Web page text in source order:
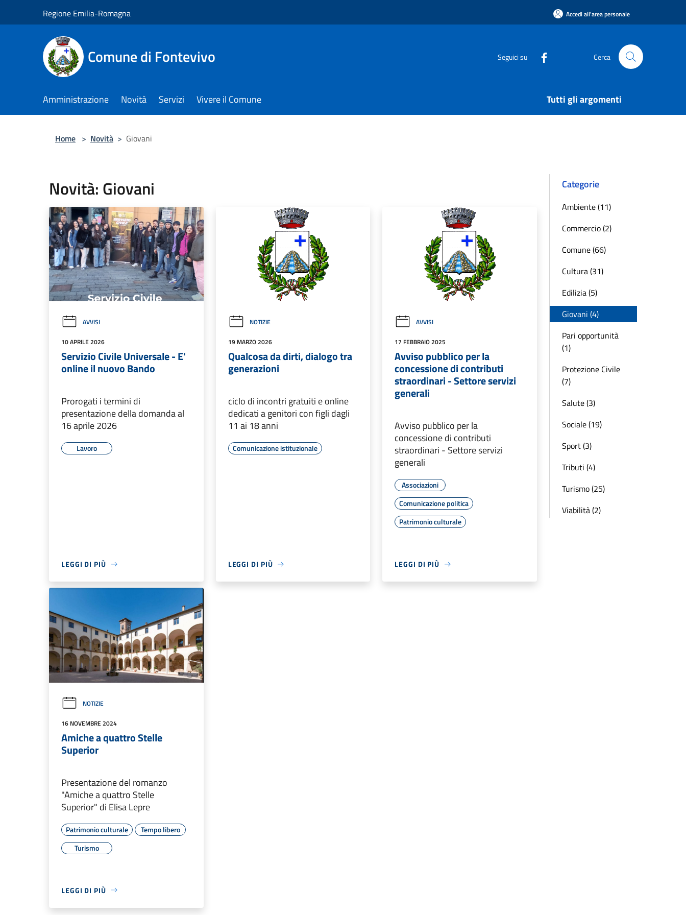
Regione Emilia-Romagna Accedi all'area personale
Comune di Fontevivo Seguici su Cerca
Amministrazione Novità Servizi Vivere il Comune Tutti gli argomenti
Home > Novità > Giovani
Novità: Giovani
AVVISI
10 APRILE 2026
Servizio Civile Universale - E'
online il nuovo Bando
Prorogati i termini di
presentazione della domanda al
16 aprile 2026
Lavoro
LEGGI DI PIÙ
NOTIZIE
19 MARZO 2026
Qualcosa da dirti, dialogo tra
generazioni
ciclo di incontri gratuiti e online
dedicati a genitori con figli dagli
11 ai 18 anni
Comunicazione istituzionale
LEGGI DI PIÙ
AVVISI
17 FEBBRAIO 2025
Avviso pubblico per la
concessione di contributi
straordinari - Settore servizi
generali
Avviso pubblico per la
concessione di contributi
straordinari - Settore servizi
generali
Associazioni
Comunicazione politica
Patrimonio culturale
LEGGI DI PIÙ
NOTIZIE
16 NOVEMBRE 2024
Amiche a quattro Stelle
Superior
Presentazione del romanzo
"Amiche a quattro Stelle
Superior" di Elisa Lepre
Patrimonio culturale
Tempo libero
Turismo
LEGGI DI PIÙ
Categorie
Ambiente (11)
Commercio (2)
Comune (66)
Cultura (31)
Edilizia (5)
Giovani (4)
Pari opportunità
(1)
Protezione Civile
(7)
Salute (3)
Sociale (19)
Sport (3)
Tributi (4)
Turismo (25)
Viabilità (2)